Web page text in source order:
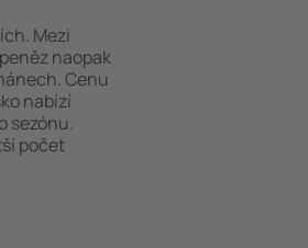
Mezi
naopak
Cenu
nabízí
sezónu.
počet